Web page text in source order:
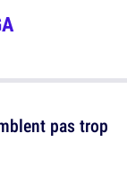
pas trop